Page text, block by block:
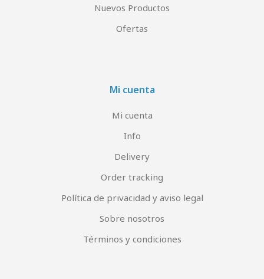
Nuevos Productos
Ofertas
Mi cuenta
Mi cuenta
Info
Delivery
Order tracking
Política de privacidad y aviso legal
Sobre nosotros
Términos y condiciones